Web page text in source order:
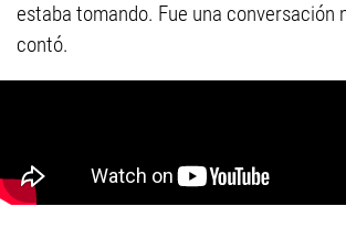
estaba tomando. Fue una conversación
contó.